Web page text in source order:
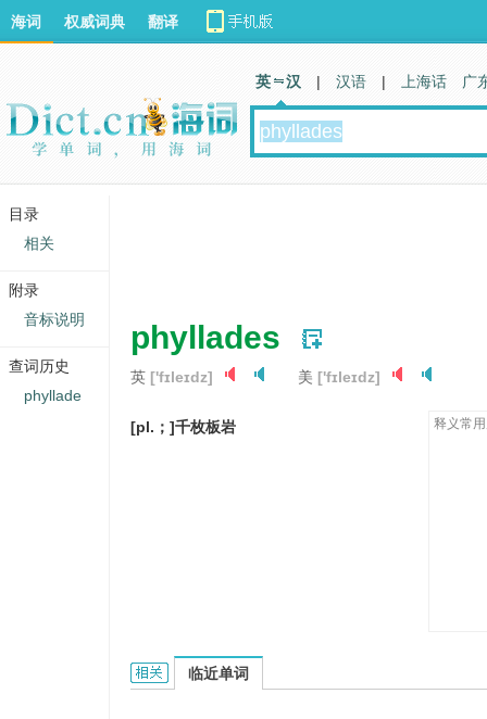
phyllades
英 ['fɪleɪdz] 美 ['fɪleɪdz]
[pl.；]千枚板岩 释义常
phyllades的相关资料：
临近单词
海词 权威词典 翻译
英 汉 | 汉语 | 上海话 广
目录
相关
附录
音标说明
查词历史
phyllade